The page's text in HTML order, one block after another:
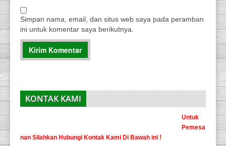
Simpan nama, email, dan situs web saya pada peramban
ini untuk komentar saya berikutnya.
KONTAK KAMI
Untuk
Pemesa
nan Silahkan Hubungi Kontak Kami Di Bawah ini !